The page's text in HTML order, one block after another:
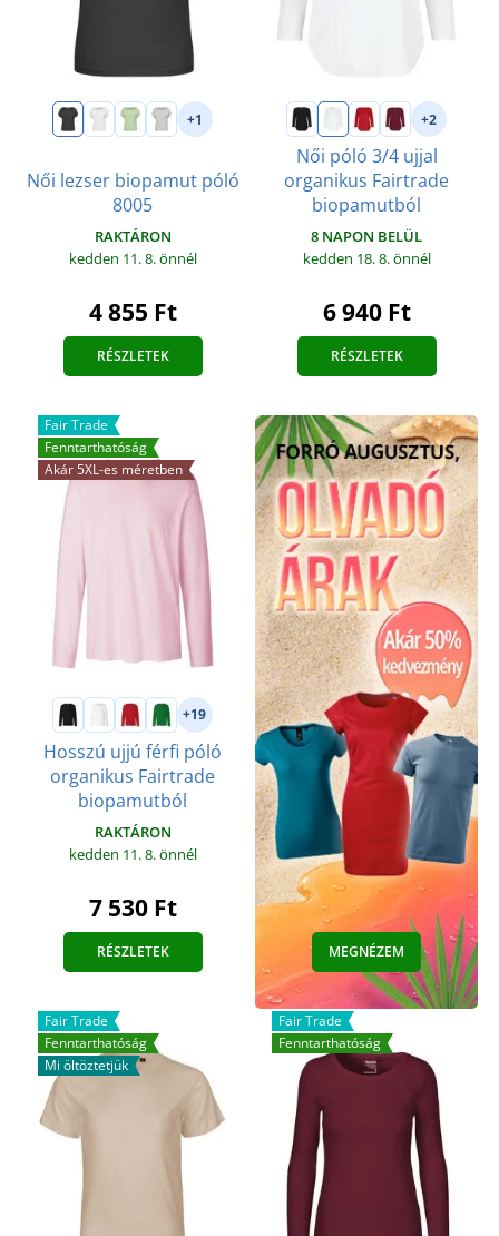
+1
Női lezser biopamut póló
8005
RAKTÁRON
kedden 11. 8.önnél
4 855 Ft
RÉSZLETEK
+2
Női póló 3/4 ujjal
organikus Fairtrade
biopamutból
8 NAPON BELÜL
kedden 18. 8.önnél
6 940 Ft
RÉSZLETEK
Fair Trade
Fenntarthatóság
Akár 5XL-es méretben
+19
Hosszú ujjú férfi póló
organikus Fairtrade
biopamutból
RAKTÁRON
kedden 11. 8.önnél
7 530 Ft
RÉSZLETEK MEGNÉZEM
Fair Trade
Fenntarthatóság
Mi öltöztetjük
Fair Trade
Fenntarthatóság